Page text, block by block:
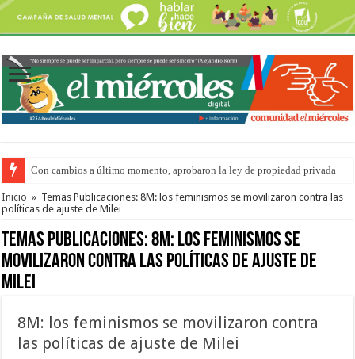
Con cambios a último momento, aprobaron la ley de propiedad privada
Adopción en Entre Ríos: el 35% de los 90 niños, niñas y adolescentes que
Inicio » Temas Publicaciones: 8M: los feminismos se movilizaron contra las
políticas de ajuste de Milei
Temas Publicaciones:8M: los feminismos se
movilizaron contra las políticas de ajuste de
Milei
8M: los feminismos se movilizaron contra
las políticas de ajuste de Milei